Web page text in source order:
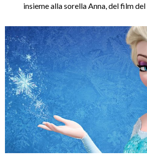
insieme alla sorella Anna, del film del